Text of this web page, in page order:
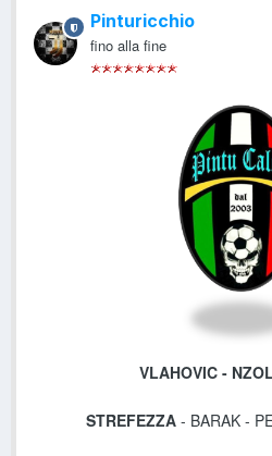
Pinturicchio
fino alla fine
VLAHOVIC -
STREFEZZA - BARAK -